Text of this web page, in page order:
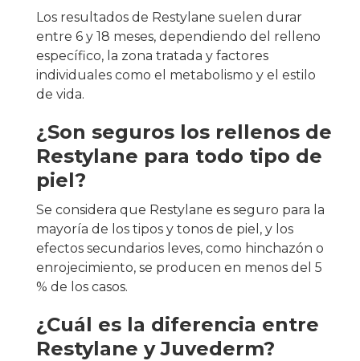
Los resultados de Restylane suelen durar
entre 6 y 18 meses, dependiendo del relleno
específico, la zona tratada y factores
individuales como el metabolismo y el estilo
de vida.
¿Son seguros los rellenos de
Restylane para todo tipo de
piel?
Se considera que Restylane es seguro para la
mayoría de los tipos y tonos de piel, y los
efectos secundarios leves, como hinchazón o
enrojecimiento, se producen en menos del 5
% de los casos.
¿Cuál es la diferencia entre
Restylane y Juvederm?